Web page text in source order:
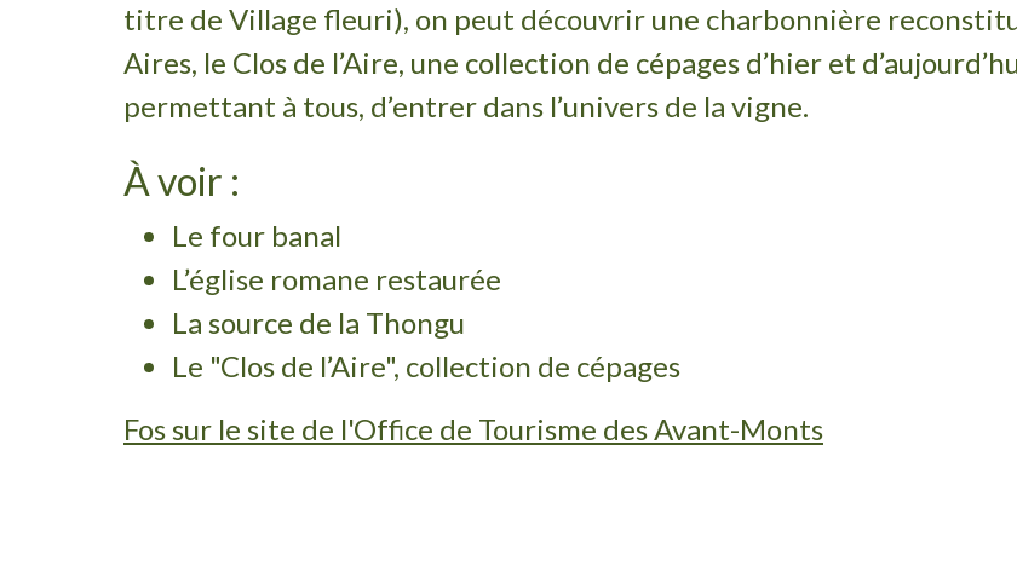
titre de Village fleuri), on peut découvrir une charbonnière
Aires, le Clos de l’Aire, une collection de cépages d’hier et
permettant à tous, d’entrer dans l’univers de la vigne.
À voir :
Le four banal
L’église romane restaurée
La source de la Thongu
Le "Clos de l’Aire", collection de cépages
Fos sur le site de l'Office de Tourisme des Avant-Monts